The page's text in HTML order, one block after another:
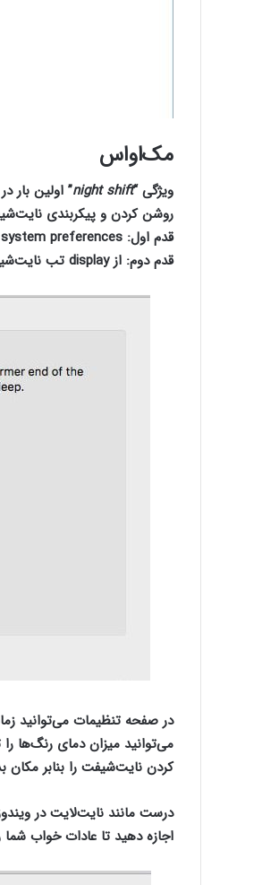
مک‌او‌اس
ویژگی “night shift” اولین بار
روشن کردن و پیکربندی
قدم اول: system preferences را باز کنید.
قدم دوم: از display تب نایت‌شیفت را انتخاب کنید.
در صفحه تنظیمات می‌توانید
کردن نایت‌شیفت را بنابر مکان
اجازه دهید تا عادات‌ خواب شما